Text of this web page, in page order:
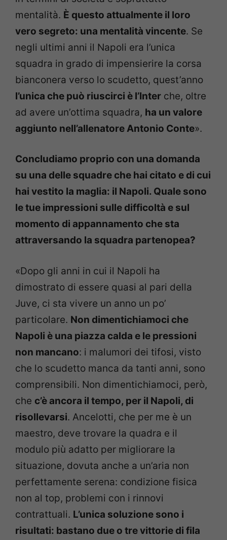
mentalità. È questo attualmente il loro
vero segreto: una mentalità vincente. Se
negli ultimi anni il Napoli era l’unica
squadra in grado di impensierire la corsa
bianconera verso lo scudetto, quest’anno
l’unica che può riuscirci è l’Inter che, oltre
ad avere un’ottima squadra, ha un valore
aggiunto nell’allenatore Antonio Conte».
Concludiamo proprio con una domanda
su una delle squadre che hai citato e di cui
hai vestito la maglia: il Napoli. Quale sono
le tue impressioni sulle difficoltà e sul
momento di appannamento che sta
attraversando la squadra partenopea?
«Dopo gli anni in cui il Napoli ha
dimostrato di essere quasi al pari della
Juve, ci sta vivere un anno un po’
particolare. Non dimentichiamoci che
Napoli è una piazza calda e le pressioni
non mancano: i malumori dei tifosi, visto
che lo scudetto manca da tanti anni, sono
comprensibili. Non dimentichiamoci, però,
che c’è ancora il tempo, per il Napoli, di
risollevarsi. Ancelotti, che per me è un
maestro, deve trovare la quadra e il
modulo più adatto per migliorare la
situazione, dovuta anche a un’aria non
perfettamente serena: condizione fisica
non al top, problemi con i rinnovi
contrattuali. L’unica soluzione sono i
risultati: bastano due o tre vittorie di fila